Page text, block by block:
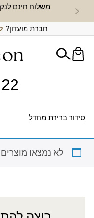
משלוח חינם לנק’
חברת מועדון?
סידור ברירת מחדל
לא נמצאו